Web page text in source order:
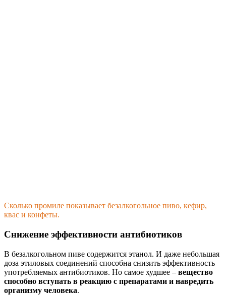
Сколько промиле показывает безалкогольное пиво, кефир,
квас и конфеты.
Снижение эффективности антибиотиков
В безалкогольном пиве содержится этанол. И даже небольшая
доза этиловых соединений способна снизить эффективность
употребляемых антибиотиков. Но самое худшее – вещество
способно вступать в реакцию с препаратами и навредить
организму человека.